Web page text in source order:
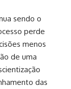
sendo o
perde
menos
de uma
das